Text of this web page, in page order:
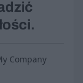
Company